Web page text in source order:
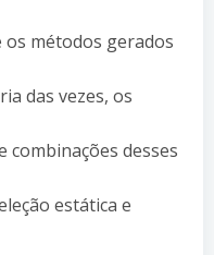
métodos gerados
das vezes, os
desses
estática e